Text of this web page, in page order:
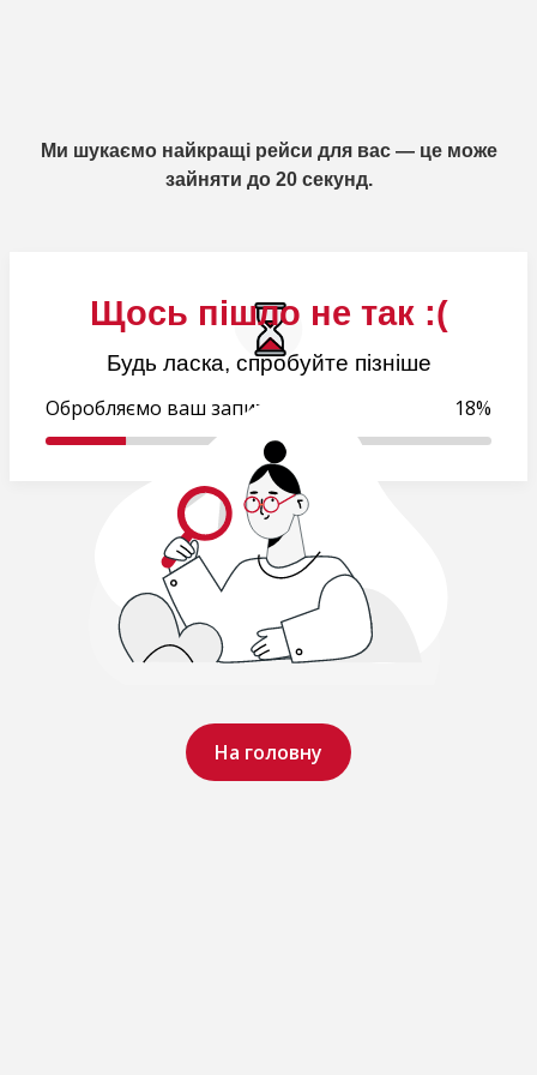
Щось пішло не так :(
Будь ласка, спробуйте пізніше
На головну
Ми шукаємо найкращі рейси для вас — це може
зайняти до 20 секунд.
Обробляємо ваш запит.. 18%